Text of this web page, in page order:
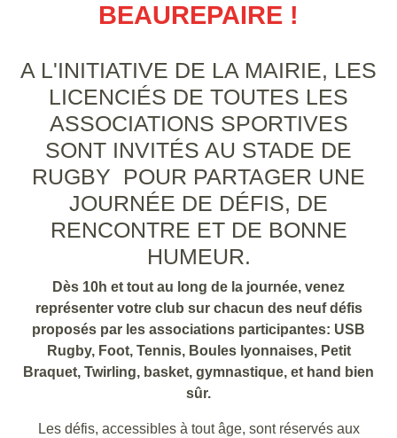
BEAUREPAIRE !
A L'INITIATIVE DE LA MAIRIE, LES
LICENCIÉS DE TOUTES LES
ASSOCIATIONS SPORTIVES
SONT INVITÉS AU STADE DE
RUGBY POUR PARTAGER UNE
JOURNÉE DE DÉFIS, DE
RENCONTRE ET DE BONNE
HUMEUR.
Dès 10h et tout au long de la journée, venez
représenter votre club sur chacun des neuf défis
proposés par les associations participantes: USB
Rugby, Foot, Tennis, Boules lyonnaises, Petit
Braquet, Twirling, basket, gymnastique, et hand bien
sûr.
Les défis, accessibles à tout âge, sont réservés aux